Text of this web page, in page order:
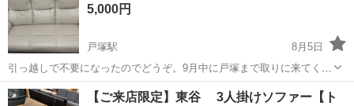
リーター活躍中! 扶養内...
5,000円
戸塚駅
8月5日
引っ越しで不要になったのでどうぞ。9月中に戸塚まで取りに来てくる
方を優先します。 よろしくおねがいします。
神奈川 横浜市 戸塚駅 ソファ
【ご来店限定】東谷 3人掛けソファー【ト